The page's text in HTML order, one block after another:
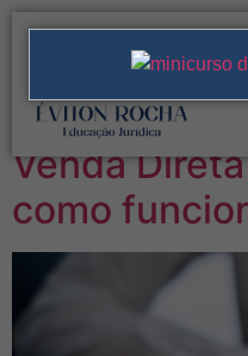
Tag:
direta da
Venda
como